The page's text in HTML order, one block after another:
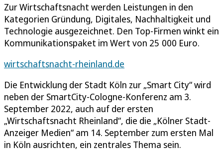
Zur Wirtschaftsnacht werden Leistungen in den
Kategorien Gründung, Digitales, Nachhaltigkeit und
Technologie ausgezeichnet. Den Top-Firmen winkt ein
Kommunikationspaket im Wert von 25 000 Euro.
wirtschaftsnacht-rheinland.de
Die Entwicklung der Stadt Köln zur „Smart City“ wird
neben der SmartCity-Cologne-Konferenz am 3.
September 2022, auch auf der ersten
„Wirtschaftsnacht Rheinland“, die die „Kölner Stadt-
Anzeiger Medien“ am 14. September zum ersten Mal
in Köln ausrichten, ein zentrales Thema sein.